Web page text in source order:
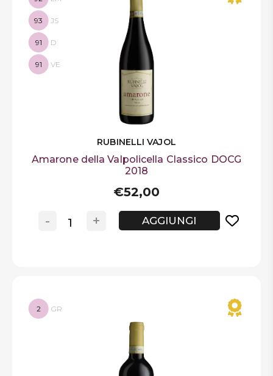
93 JS
91 D
91 VE
RUBINELLI VAJOL
Amarone della Valpolicella Classico DOCG
2018
€52,00
+
- AGGIUNGI
2 GR